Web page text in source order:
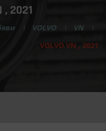
лесен! Регистрирай
сега!
, 2021
VOLVO
VN
VOLVO VN , 2021